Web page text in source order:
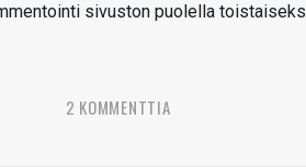
sivuston puolella
2 KOMMENTTIA